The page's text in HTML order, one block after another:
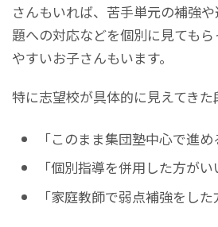
さんもいれば、苦手単元の補強
題への対応などを個別に見ても
やすいお子さんもいます。
特に志望校が具体的に見えてきた
「このまま集団塾中心で進め
「個別指導を併用した方がい
「家庭教師で弱点補強をした